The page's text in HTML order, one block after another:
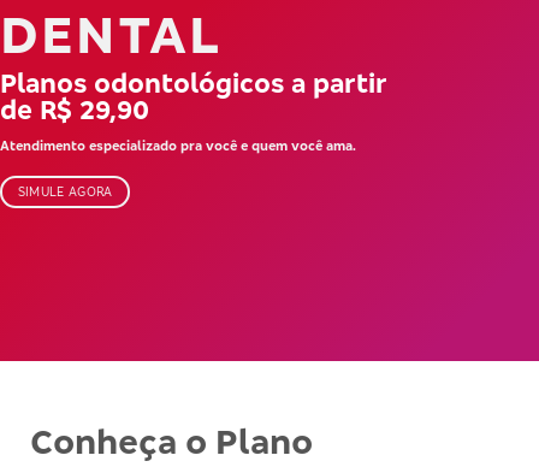
DENTAL
Planos odontológicos a partir
de R$ 29,90
Atendimento especializado pra você e quem você ama.
SIMULE AGORA
Conheça o Plano